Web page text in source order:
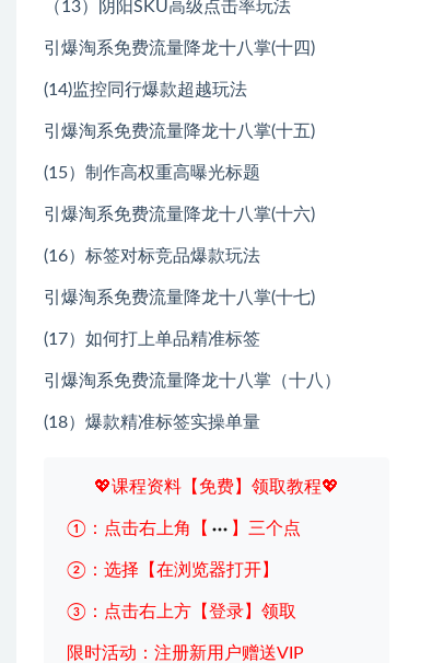
（13）阴阳SKU高级点击率玩法
引爆淘系免费流量降龙十八掌(十四)
(14)监控同行爆款超越玩法
引爆淘系免费流量降龙十八掌(十五)
(15）制作高权重高曝光标题
引爆淘系免费流量降龙十八掌(十六)
(16）标签对标竞品爆款玩法
引爆淘系免费流量降龙十八掌(十七)
(17）如何打上单品精准标签
引爆淘系免费流量降龙十八掌（十八）
(18）爆款精准标签实操单量
💖课程资料【免费】领取教程💖
①：点击右上角【 】三个点
②：选择【在浏览器打开】
③：点击右上方【登录】领取
限时活动：注册新用户赠送VIP